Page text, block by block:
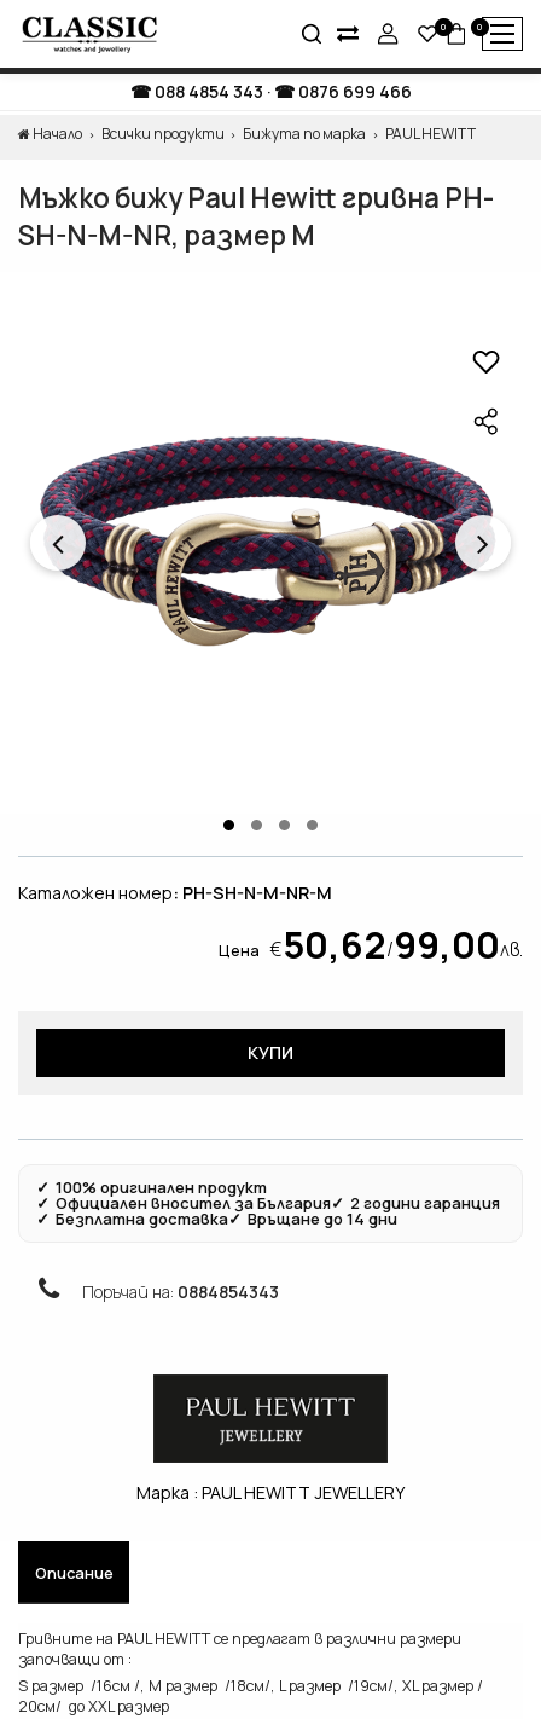
0 0
088 4854 343 · 0876 699 466
Начало Всички продукти Бижута по марка PAUL HEWITT
Мъжко бижу Paul Hewitt гривна PH-
SH-N-M-NR, размер M
Каталожен номер: PH-SH-N-M-NR-M
Цена €50,62/99,00лв.
КУПИ
✓ 100% оригинален продукт
✓ Официален вносител за България✓ 2 години гаранция
✓ Безплатна доставка✓ Връщане до 14 дни
Поръчай на: 0884854343
Марка : PAUL HEWITT JEWELLERY
Описание
Гривните на PAUL HEWITT се предлагат в различни размери
започващи от :
S размер /16см /, М размер /18см/, L размер /19см/, XL размер /
20см/ до XXL размер